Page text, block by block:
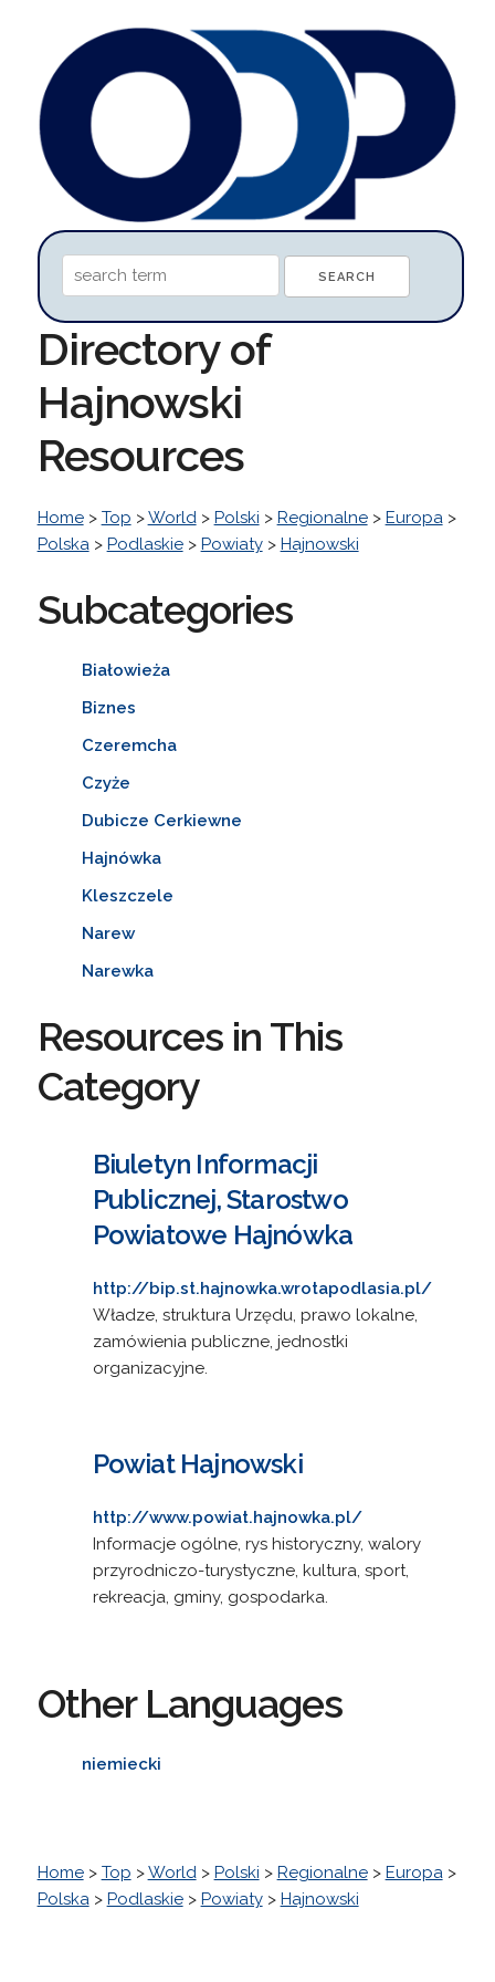
Directory of
Hajnowski
Resources
Home> Top >World> Polski > Regionalne> Europa>
Polska> Podlaskie> Powiaty> Hajnowski
Subcategories
Białowieża
Biznes
Czeremcha
Czyże
Dubicze Cerkiewne
Hajnówka
Kleszczele
Narew
Narewka
Resources in This
Category
Biuletyn Informacji
Publicznej, Starostwo
Powiatowe Hajnówka
http://bip.st.hajnowka.wrotapodlasia.pl/
Władze, struktura Urzędu, prawo lokalne,
zamówienia publiczne, jednostki
organizacyjne.
Powiat Hajnowski
http://www.powiat.hajnowka.pl/
Informacje ogólne, rys historyczny, walory
przyrodniczo-turystyczne, kultura, sport,
rekreacja, gminy, gospodarka.
Other Languages
niemiecki
Home> Top >World> Polski > Regionalne> Europa>
Polska> Podlaskie> Powiaty> Hajnowski